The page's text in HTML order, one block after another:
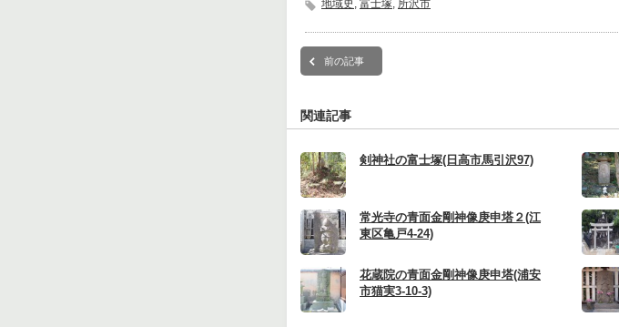
地域史 , 富士塚, 所沢市
前の記事
関連記事
剣神社の富士塚(日高市馬引沢97)
常光寺の青面金剛神像庚申塔２(江
東区亀戸4-24)
花蔵院の青面金剛神像庚申塔(浦安
市猫実3-10-3)